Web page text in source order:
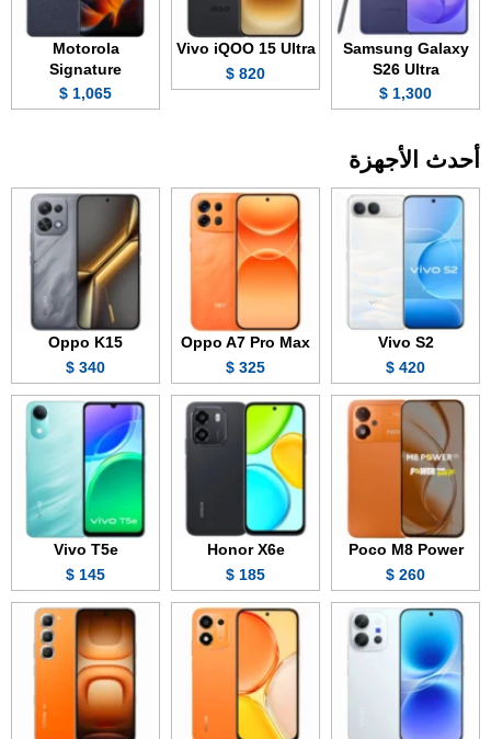
Samsung Galaxy
S26 Ultra
1,300 $
Vivo iQOO 15 Ultra
820 $
Motorola
Signature
1,065 $
أحدث الأجهزة
Vivo S2
420 $
Oppo A7 Pro Max
325 $
Oppo K15
340 $
Poco M8 Power
260 $
Honor X6e
185 $
Vivo T5e
145 $